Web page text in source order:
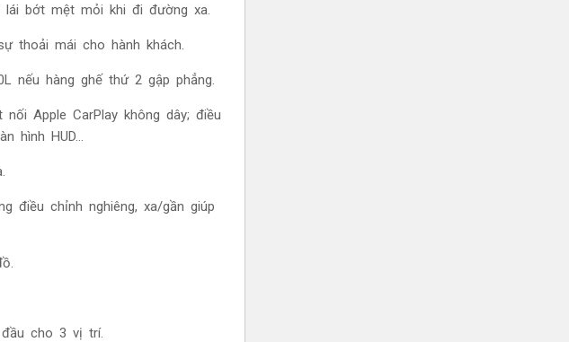
bớt mệt mỏi khi đi đường xa.
thoải mái cho hành khách.
nếu hàng ghế thứ 2 gập phẳng.
Apple CarPlay không dây; điều
hình HUD…
điều chỉnh nghiêng, xa/gần giúp
cho 3 vị trí.